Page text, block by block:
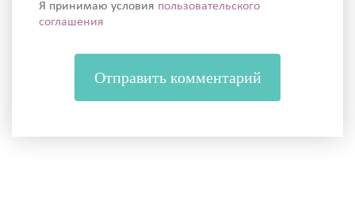
Я принимаю условия пользовательского
соглашения